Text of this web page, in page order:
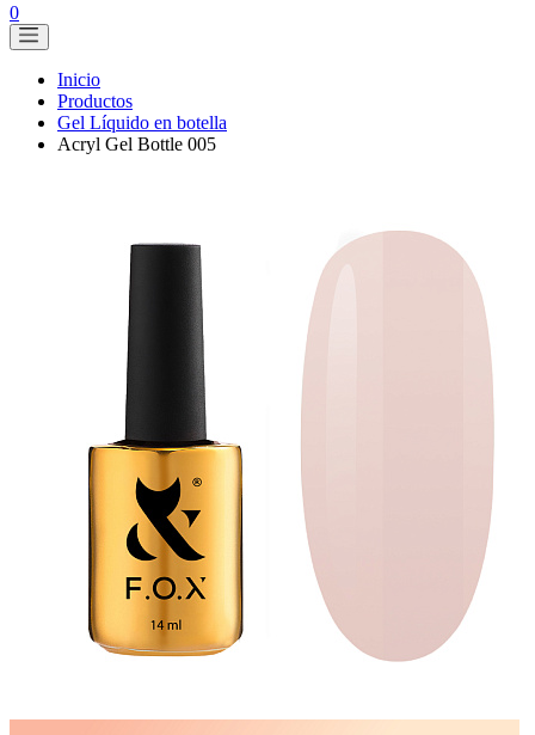
0
Inicio
Productos
Gel Líquido en botella
Acryl Gel Bottle 005